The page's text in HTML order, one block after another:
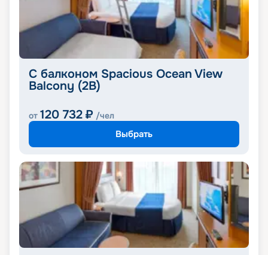
С балконом Spacious Ocean View
Balcony (2B)
от 120 732 ₽ /чел
Выбрать